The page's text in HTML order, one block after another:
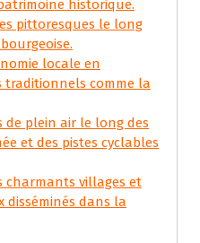
historique.
pittoresques le long
locale en
comme la
de plein air le long des
et des pistes cyclables
charmants villages et
disséminés dans la